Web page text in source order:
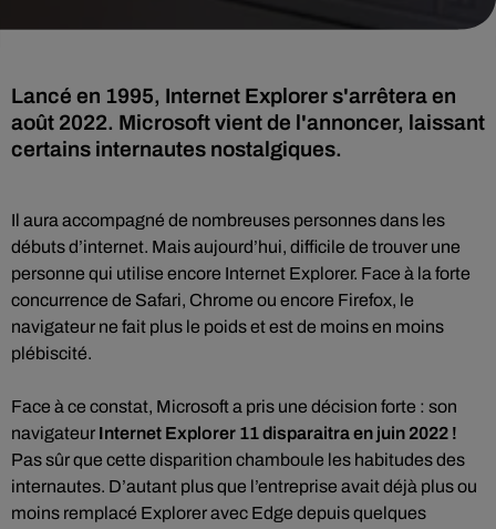
Lancé en 1995, Internet Explorer s'arrêtera en
août 2022. Microsoft vient de l'annoncer, laissant
certains internautes nostalgiques.
Il aura accompagné de nombreuses personnes dans les
débuts d’internet. Mais aujourd’hui, difficile de trouver une
personne qui utilise encore Internet Explorer. Face à la forte
concurrence de Safari, Chrome ou encore Firefox, le
navigateur ne fait plus le poids et est de moins en moins
plébiscité.
Face à ce constat, Microsoft a pris une décision forte : son
navigateur Internet Explorer 11 disparaitra en juin 2022 !
Pas sûr que cette disparition chamboule les habitudes des
internautes. D’autant plus que l’entreprise avait déjà plus ou
moins remplacé Explorer avec Edge depuis quelques